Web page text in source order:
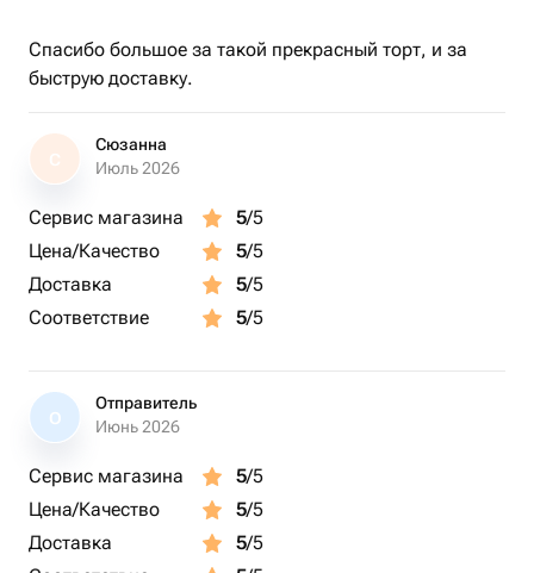
Спасибо большое за такой прекрасный торт, и за
быструю доставку.
С
Сюзанна
Июль 2026
Сервис магазина 5/5
Цена/Качество
5/5
Доставка
5/5
Соответствие
5/5
О
Отправитель
Июнь 2026
Сервис магазина 5/5
Цена/Качество
5/5
Доставка
5/5